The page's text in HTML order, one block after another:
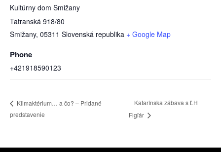
Kultúrny dom Smižany
Tatranská 918/80
Smižany, 05311 Slovenská republika + Google Map
Phone
+421918590123
Klimaktérium… a čo? – Pridané
predstavenie
Katarínska zábava s ĽH
Figľár